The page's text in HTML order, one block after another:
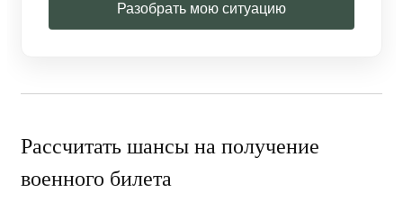
Разобрать мою ситуацию
Рассчитать шансы на получение
военного билета